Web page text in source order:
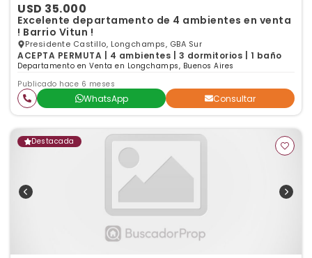
USD 35.000
Excelente departamento de 4 ambientes en venta
! Barrio Vitun !
Presidente Castillo, Longchamps, GBA Sur
ACEPTA PERMUTA | 4 ambientes | 3 dormitorios | 1 baño
Departamento en Venta en Longchamps, Buenos Aires
Publicado hace 6 meses
WhatsApp Consultar
Destacada